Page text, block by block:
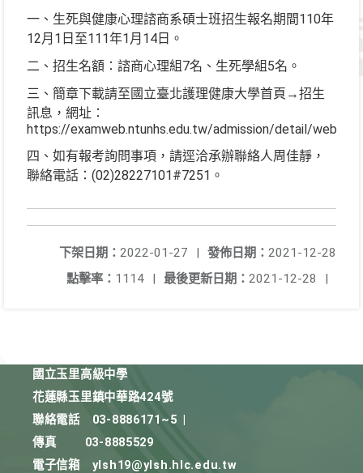
一、生死與健康心理諮商系碩士班招生報名期間110年
12月1日至111年1月14日。
二、招生名額：諮商心理組7名、生死學組5名。
三、簡章下載請至國立臺北護理健康大學首頁→招生
訊息，網址：
https://examweb.ntunhs.edu.tw/admission/detail/
四、如有報考詢問事項，請逕洽承辦聯絡人周佳靜，
聯絡電話：(02)28227101#7251。
發佈日期： 2021-12-28
下架日期： 2022-01-27
|
最後更新日期： 2021-12-28 |
點擊率： 1114 |
國立玉里高級中學
花蓮縣玉里鎮中華路424號
聯絡電話
03-8886171~5
傳真
03-8885529
電子信箱
ylsh19@ylsh.hlc.edu.tw